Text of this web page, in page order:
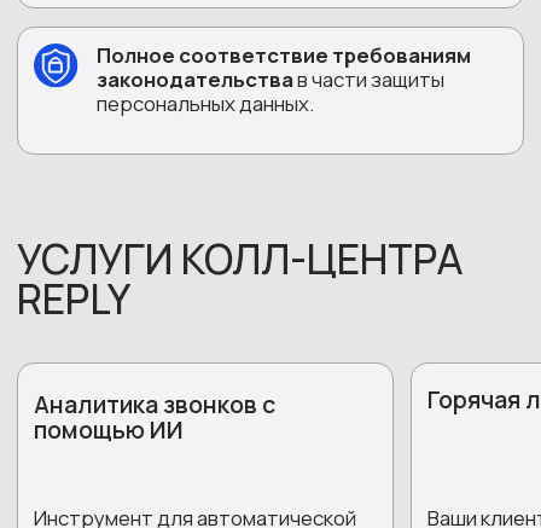
Подробнее Подробнее
СОТРУДНИЧЕСТВА
Разработка решения
Уточнение целей проекта, объема обращений,
требований к уровню сервиса и отчетности.
Согласование задач